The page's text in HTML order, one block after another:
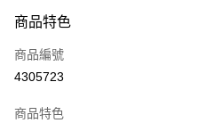
信用卡一次付款
LINE Pay
商品特色
商品編號
4305723
商品特色